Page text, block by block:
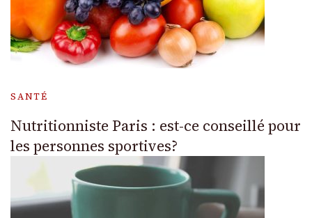
SANTÉ
Nutritionniste Paris : est-ce conseillé pour
les personnes sportives?